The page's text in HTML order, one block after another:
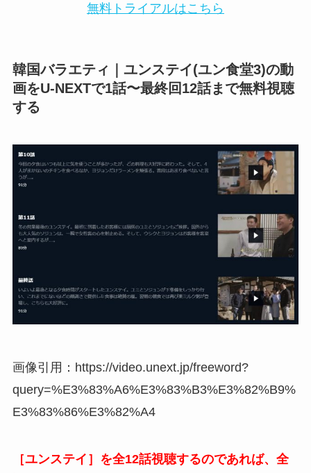
無料トライアルはこちら
韓国バラエティ｜ユンステイ(ユン食堂3)の動
画をU-NEXTで1話〜最終回12話まで無料視聴
する
画像引用：https://video.unext.jp/freeword?
query=%E3%83%A6%E3%83%B3%E3%82%B9%
E3%83%86%E3%82%A4
［ユンステイ］を全12話視聴するのであれば、 全